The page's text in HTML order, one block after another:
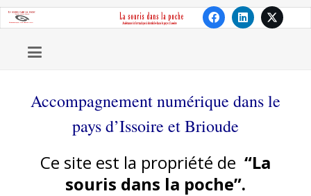
Accompagnement numérique dans le
pays d’Issoire et Brioude
Ce site est la propriété de “La
souris dans la poche”.